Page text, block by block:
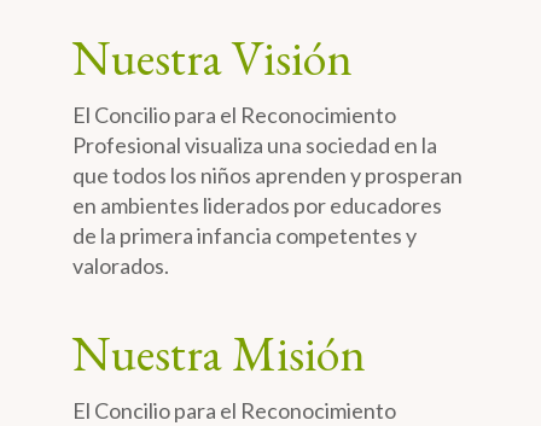
Nuestra Visión
El Concilio para el Reconocimiento
Profesional visualiza una sociedad en la
que todos los niños aprenden y prosperan
en ambientes liderados por educadores
de la primera infancia competentes y
valorados.
Nuestra Misión
El Concilio para el Reconocimiento